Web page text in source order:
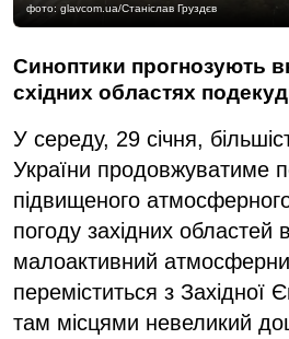
фото: glavcom.ua/Станіслав Груздєв
Синоптики прогнозують
східних областях
У середу, 29 січня,
України продовжуватиме
підвищеного
погоду західних областей
малоактивний
переміститься з Західної
там місцями невеликий